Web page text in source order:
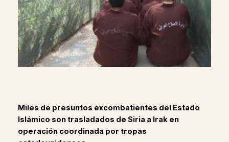
Miles de presuntos excombatientes del Estado
Islámico son trasladados de Siria a Irak en
operación coordinada por tropas